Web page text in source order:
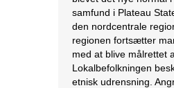
fødevarelagre og
[Læs mere...]
Tre kristne mere
Sidste torsdag blev tre